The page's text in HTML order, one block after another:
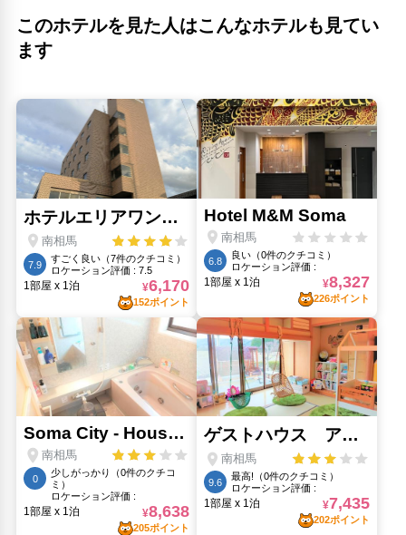
このホテルを見た人はこんなホテルも見てい
ます